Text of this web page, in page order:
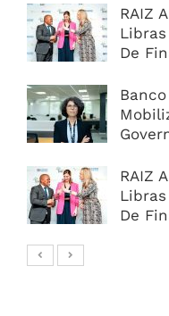
RAIZ
De
RAIZ
De